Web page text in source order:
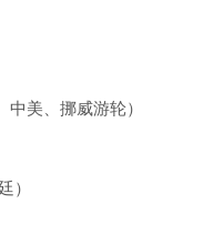
美、挪威游轮）
）